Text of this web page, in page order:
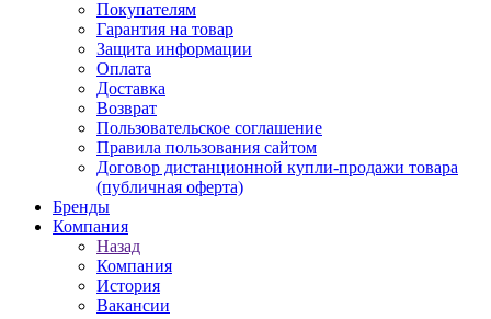
Покупателям
Гарантия на товар
Защита информации
Оплата
Доставка
Возврат
Пользовательское соглашение
Правила пользования сайтом
Договор дистанционной купли-продажи товара
(публичная оферта)
Бренды
Компания
Назад
Компания
История
Вакансии